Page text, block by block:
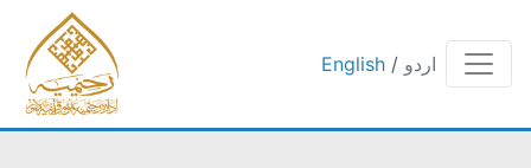
English / اردو